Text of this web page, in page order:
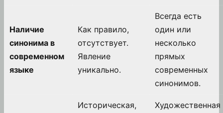
Наличие
синонима в
современном
языке
Как правило,
отсутствует.
Явление
уникально.
Всегда есть
один или
несколько
прямых
современных
синонимов.
Историческая,
Художественная